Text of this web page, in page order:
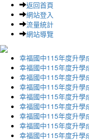
返回首頁
網站登入
流量統計
網站導覽
幸福國中115年度升學
幸福國中115年度升學
幸福國中115年度升學
幸福國中115年度升學
幸福國中115年度升學
幸福國中115年度升學
幸福國中115年度升學
幸福國中115年度升學
幸福國中115年度升學